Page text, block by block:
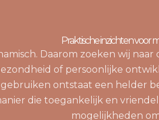
Praktische inzichten voor
Daarom zoeken wij
of persoonlijke
ontstaat een helder
die toegankelijk en
mogelijkheden